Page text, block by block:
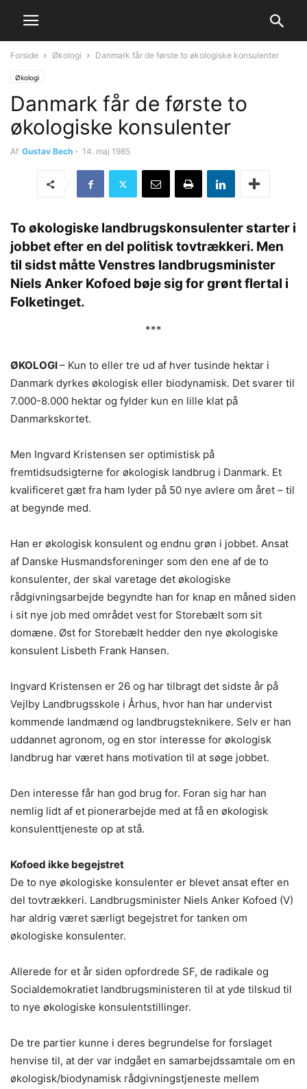
Forside Økologi Danmark får de første to økologiske konsulenter
Økologi
Danmark får de første to
økologiske konsulenter
Af Gustav Bech - 14. maj 1985
To økologiske landbrugskonsulenter starter i
jobbet efter en del politisk tovtrækkeri. Men
til sidst måtte Venstres landbrugsminister
Niels Anker Kofoed bøje sig for grønt flertal i
Folketinget.
***
ØKOLOGI– Kun to eller tre ud af hver tusinde hektar i
Danmark dyrkes økologisk eller biodynamisk. Det svarer til
7.000-8.000 hektar og fylder kun en lille klat på
Danmarkskortet.
Men Ingvard Kristensen ser optimistisk på
fremtidsudsigterne for økologisk landbrug i Danmark. Et
kvalificeret gæt fra ham lyder på 50 nye avlere om året – til
at begynde med.
Han er økologisk konsulent og endnu grøn i jobbet. Ansat
af Danske Husmandsforeninger som den ene af de to
konsulenter, der skal varetage det økologiske
rådgivningsarbejde begyndte han for knap en måned siden
i sit nye job med området vest for Storebælt som sit
domæne. Øst for Storebælt hedder den nye økologiske
konsulent Lisbeth Frank Hansen.
Ingvard Kristensen er 26 og har tilbragt det sidste år på
Vejlby Landbrugsskole i Århus, hvor han har undervist
kommende landmænd og landbrugsteknikere. Selv er han
uddannet agronom, og en stor interesse for økologisk
landbrug har været hans motivation til at søge jobbet.
Den interesse får han god brug for. Foran sig har han
nemlig lidt af et pionerarbejde med at få en økologisk
konsulenttjeneste op at stå.
Kofoed ikke begejstret
De to nye økologiske konsulenter er blevet ansat efter en
del tovtrækkeri. Landbrugsminister Niels Anker Kofoed (V)
har aldrig været særligt begejstret for tanken om
økologiske konsulenter.
Allerede for et år siden opfordrede SF, de radikale og
Socialdemokratiet landbrugsministeren til at yde tilskud til
to nye økologiske konsulentstillinger.
De tre partier kunne i deres begrundelse for forslaget
henvise til, at der var indgået en samarbejdssamtale om en
økologisk/biodynamisk rådgivningstjeneste mellem